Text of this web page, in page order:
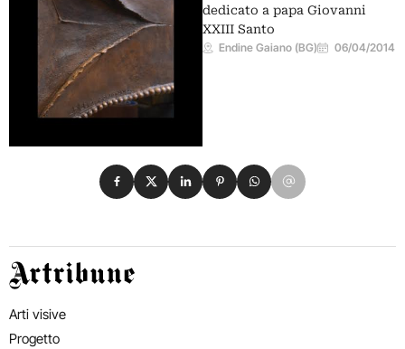
dedicato a papa Giovanni
XXIII Santo
Endine Gaiano (BG) 06/04/2014
Condividi su Facebook
Condividi su X
Condividi su LinkedIn
Condividi su Pinterest
Condividi su WhatsApp
Condividi su Email
Artribune
Arti visive
Progetto